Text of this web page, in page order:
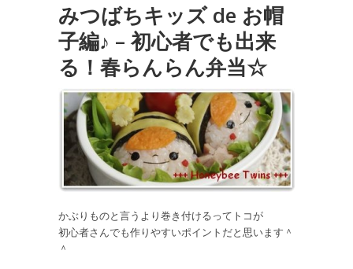
みつばちキッズ de お帽
子編♪ – 初心者でも出来
る！春らんらん弁当☆
かぶりものと言うより巻き付けるってトコが
初心者さんでも作りやすいポイントだと思います＾
＾